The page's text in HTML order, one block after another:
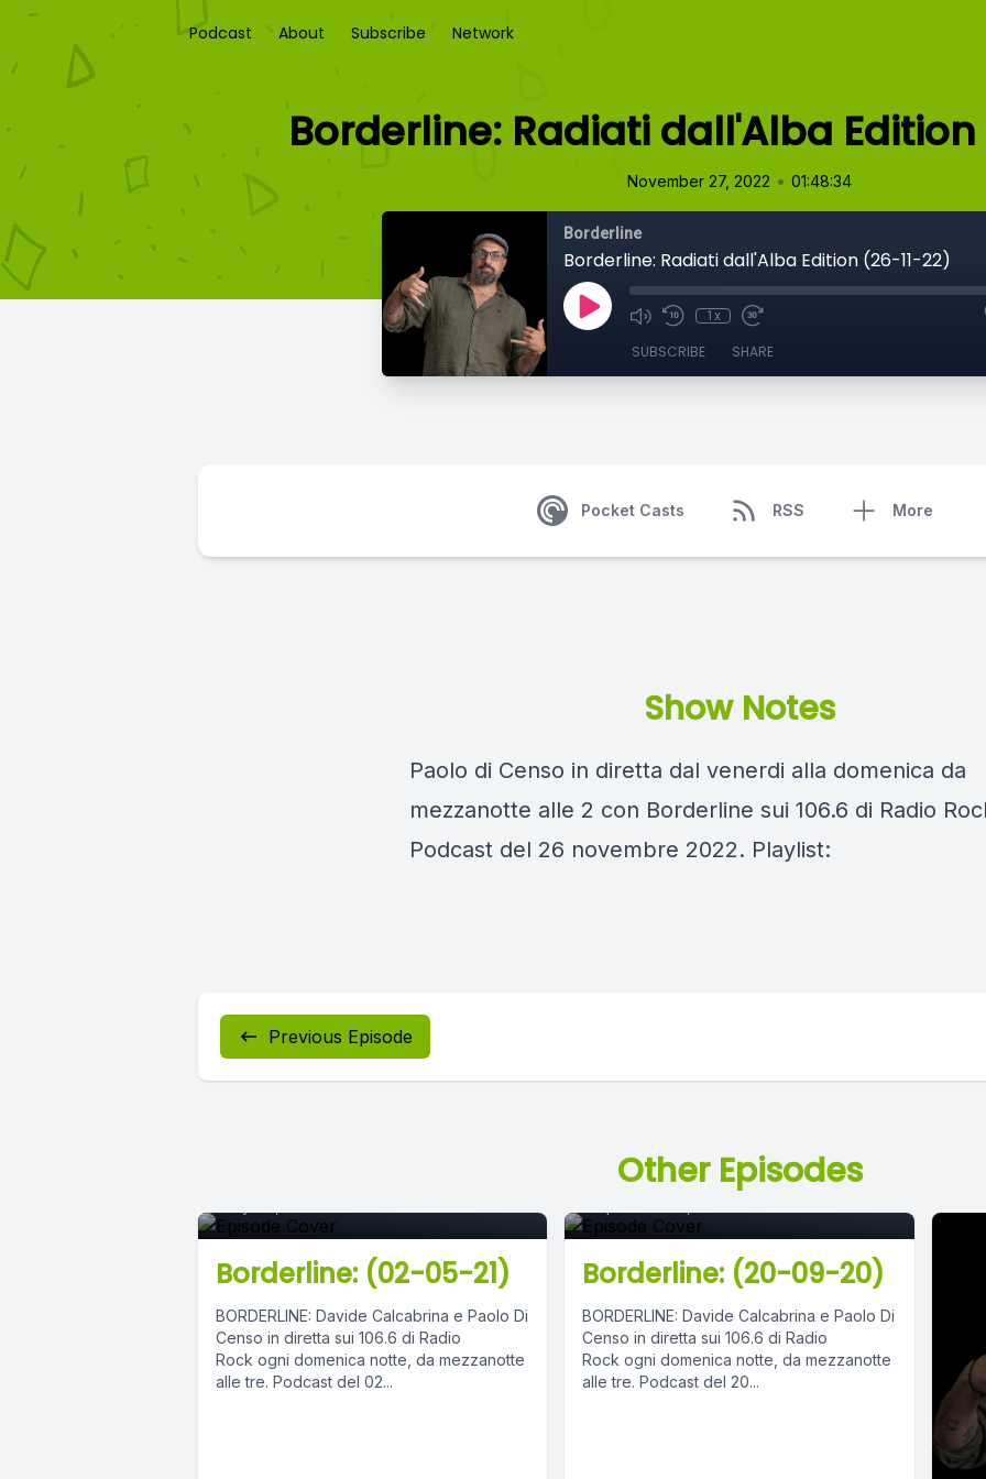
Podcast About Subscribe Network
Borderline: Radiati dall'Alba
November 27, 2022 • 01:48:34
Borderline
Borderline: Radiati dall'Alba Edition (26-11-22)
1x
SUBSCRIBE SHARE
Pocket Casts RSS More
Show Notes
Paolo di Censo in diretta dal venerdi alla domenica da
mezzanotte alle 2 con Borderline sui 106.6 di Radio
Podcast del 26 novembre 2022. Playlist:
Previous Episode
Other Episodes
Borderline: (02-05-21)
BORDERLINE: Davide Calcabrina e Paolo Di
Censo in diretta sui 106.6 di Radio
Rock ogni domenica notte, da mezzanotte
alle tre. Podcast del 02...
Episode 0
Borderline: (20-09-20)
BORDERLINE: Davide Calcabrina e Paolo Di
Censo in diretta sui 106.6 di Radio
Rock ogni domenica notte, da mezzanotte
alle tre. Podcast del 20...